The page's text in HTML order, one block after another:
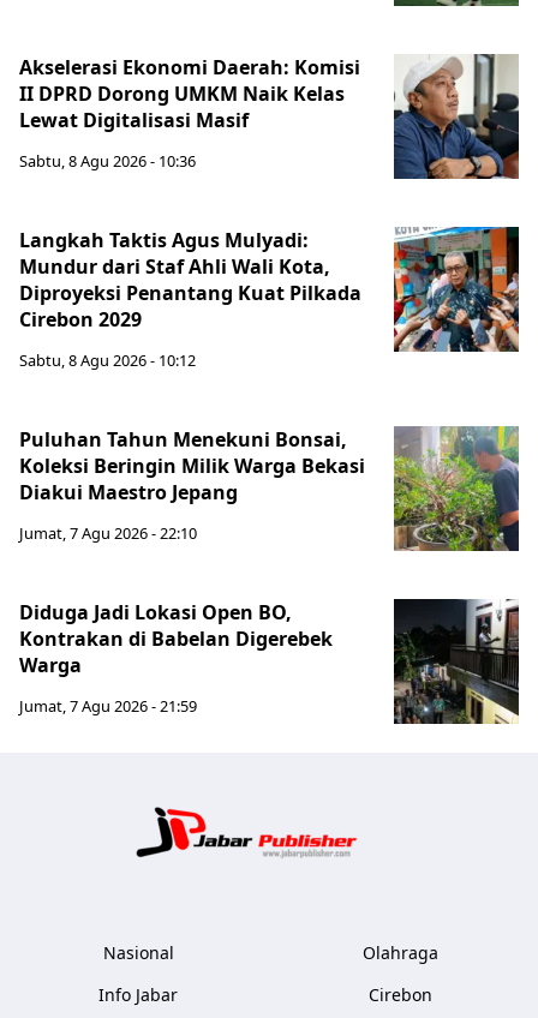
Akselerasi Ekonomi Daerah: Komisi
II DPRD Dorong UMKM Naik Kelas
Lewat Digitalisasi Masif
Sabtu, 8 Agu 2026 - 10:36
Langkah Taktis Agus Mulyadi:
Mundur dari Staf Ahli Wali Kota,
Diproyeksi Penantang Kuat Pilkada
Cirebon 2029
Sabtu, 8 Agu 2026 - 10:12
Puluhan Tahun Menekuni Bonsai,
Koleksi Beringin Milik Warga Bekasi
Diakui Maestro Jepang
Jumat, 7 Agu 2026 - 22:10
Diduga Jadi Lokasi Open BO,
Kontrakan di Babelan Digerebek
Warga
Jumat, 7 Agu 2026 - 21:59
Nasional
Info Jabar
Olahraga
Cirebon